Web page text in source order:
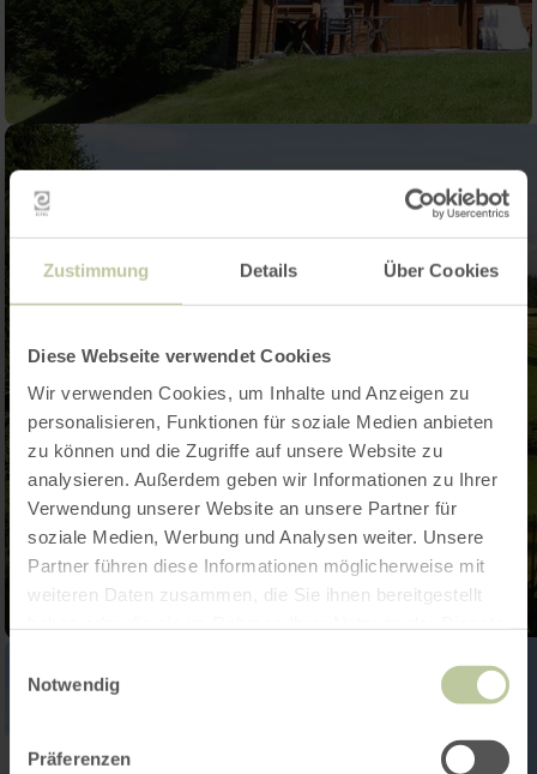
Zustimmung Details Über Cookies
Diese Webseite verwendet Cookies
Wir verwenden Cookies, um Inhalte und Anzeigen zu
personalisieren, Funktionen für soziale Medien anbieten
zu können und die Zugriffe auf unsere Website zu
analysieren. Außerdem geben wir Informationen zu Ihrer
Verwendung unserer Website an unsere Partner für
soziale Medien, Werbung und Analysen weiter. Unsere
Partner führen diese Informationen möglicherweise mit
weiteren Daten zusammen, die Sie ihnen bereitgestellt
Notwendig
Präferenzen